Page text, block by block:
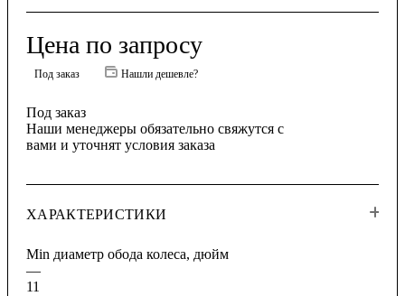
Цена по запросу
Под заказ Нашли дешевле?
Под заказ
Наши менеджеры обязательно свяжутся с
вами и уточнят условия заказа
ХАРАКТЕРИСТИКИ
Min диаметр обода колеса, дюйм
—
11